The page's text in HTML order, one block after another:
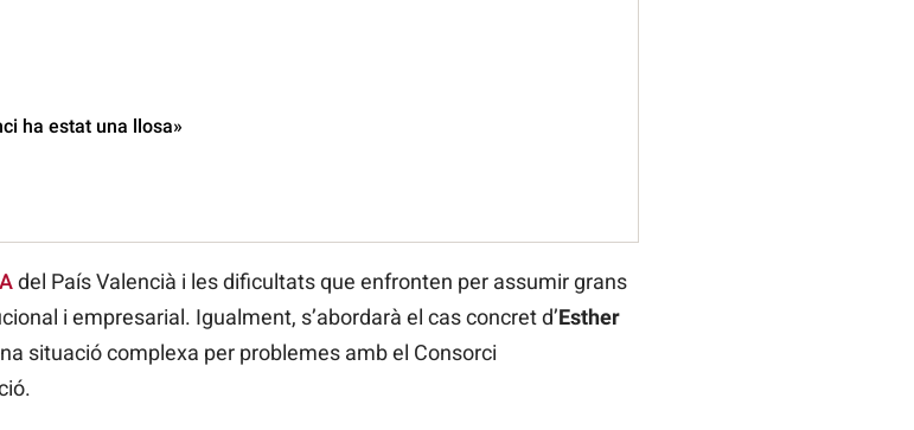
ha estat una llosa»
del País Valencià i les dificultats que enfronten per assumir grans
i empresarial. Igualment, s’abordarà el cas concret d’Esther
situació complexa per problemes amb el Consorci